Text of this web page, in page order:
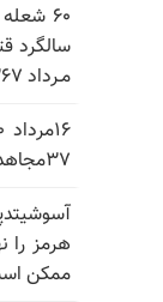
۶۰
مـرداد ۱۳۶۷
۳۷مجاهد در اوین
هرمز را
ممکن